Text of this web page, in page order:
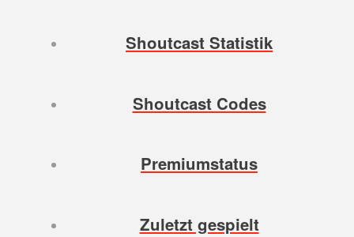
Shoutcast Statistik
Shoutcast Codes
Premiumstatus
Zuletzt gespielt